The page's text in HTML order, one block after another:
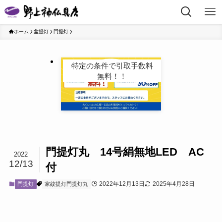
ホーム 盆提灯 門提灯
特定の条件で引取手数料
無料！！
門提灯丸 14号絹無地LED AC
付
2022
12/13
門提灯 家紋提灯門提灯丸 2022年12月13日 2025年4月28日